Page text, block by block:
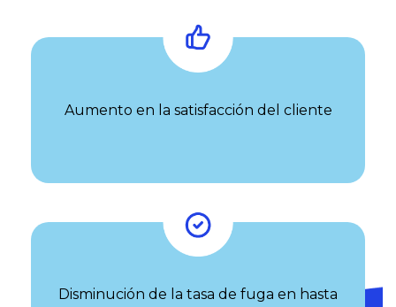
Aumento en la satisfacción del cliente
Disminución de la tasa de fuga en hasta